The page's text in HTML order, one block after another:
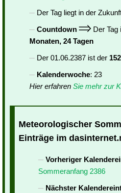
Der Tag liegt in der
Countdown
Der Tag
Monaten, 24 Tagen
Der 01.06.2387 ist der
Kalenderwoche: 23
Hier erfahren Sie mehr zur
Meteorologischer
Einträge im
Vorheriger
Sommeranfang 2386
Nächster